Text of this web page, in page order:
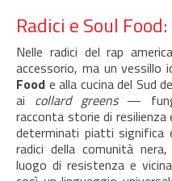
Radici e Soul
Nelle radici del rap
accessorio, ma un vessillo
Food e alla cucina del
ai collard greens—
racconta storie di
determinati piatti significa
radici della comunità
luogo di resistenza e